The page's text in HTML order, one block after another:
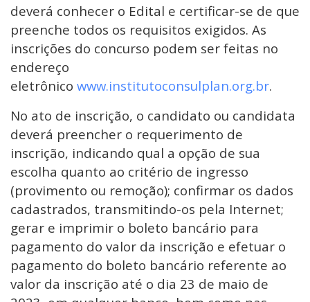
deverá conhecer o Edital e certificar-se de que
preenche todos os requisitos exigidos. As
inscrições do concurso podem ser feitas no
endereço
eletrônico www.institutoconsulplan.org.br.
No ato de inscrição, o candidato ou candidata
deverá preencher o requerimento de
inscrição, indicando qual a opção de sua
escolha quanto ao critério de ingresso
(provimento ou remoção); confirmar os dados
cadastrados, transmitindo-os pela Internet;
gerar e imprimir o boleto bancário para
pagamento do valor da inscrição e efetuar o
pagamento do boleto bancário referente ao
valor da inscrição até o dia 23 de maio de